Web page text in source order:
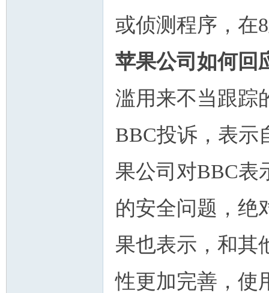
或侦测程序，在
苹果公司如何回
滥用来不当跟踪
BBC投诉，表示
果公司对BBC表
的安全问题，绝
果也表示，和其
性更加完善，使